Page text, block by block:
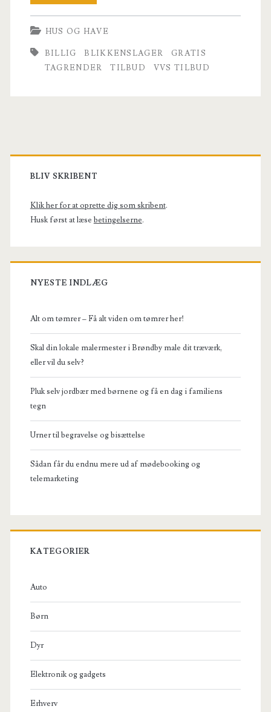
–
alt
det
HUS OG HAVE
BILLIG BLIKKENSLAGER
GRATIS
TAGRENDER
TILBUD VVS TILBUD
Primary
Sidebar
BLIV SKRIBENT
Klik her for at oprette dig som skribent.
Husk først at læse betingelserne.
NYESTE INDLÆG
Alt om tømrer – Få alt viden om tømrer her!
Skal din lokale malermester i Brøndby male dit træværk,
eller vil du selv?
Pluk selv jordbær med børnene og få en dag i familiens
tegn
Urner til begravelse og bisættelse
Sådan får du endnu mere ud af mødebooking og
telemarketing
KATEGORIER
Auto
Børn
Dyr
Elektronik og gadgets
Erhverv